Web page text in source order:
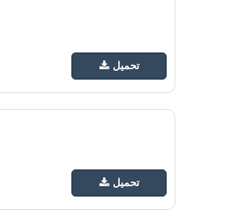
تحميل
تحميل